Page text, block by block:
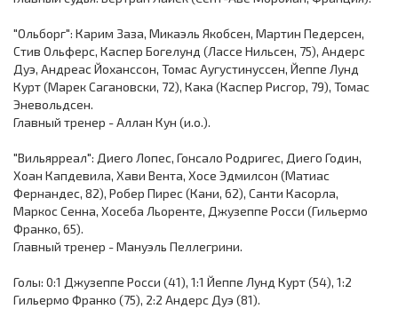
"Ольборг": Карим Заза, Микаэль Якобсен, Мартин Педерсен,
Стив Ольферс, Каспер Богелунд (Лассе Нильсен, 75), Андерс
Дуэ, Андреас Йоханссон, Томас Аугустинуссен, Йеппе Лунд
Курт (Марек Сагановски, 72), Кака (Каспер Рисгор, 79), Томас
Эневольдсен.
Главный тренер - Аллан Кун (и.о.).
"Вильярреал": Диего Лопес, Гонсало Родригес, Диего Годин,
Хоан Капдевила, Хави Вента, Хосе Эдмилсон (Матиас
Фернандес, 82), Робер Пирес (Кани, 62), Санти Касорла,
Маркос Сенна, Хосеба Льоренте, Джузеппе Росси (Гильермо
Франко, 65).
Главный тренер - Мануэль Пеллегрини.
Голы: 0:1 Джузеппе Росси (41), 1:1 Йеппе Лунд Курт (54), 1:2
Гильермо Франко (75), 2:2 Андерс Дуэ (81).